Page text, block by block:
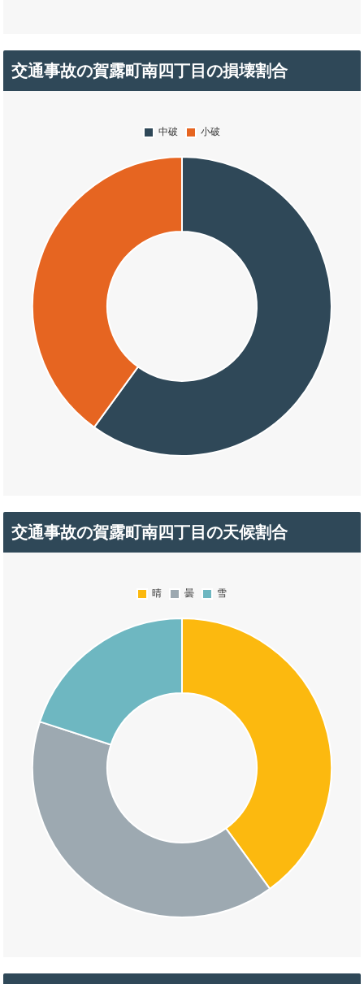
交通事故の賀露町南四丁目の損壊割合
交通事故の賀露町南四丁目の天候割合